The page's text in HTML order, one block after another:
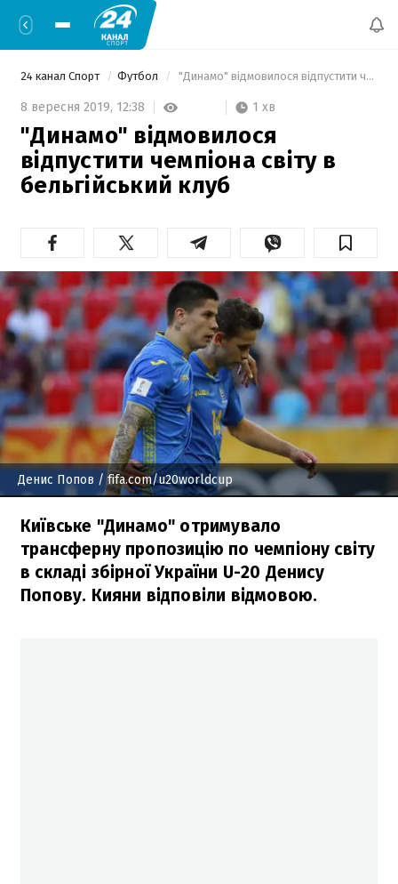
24 канал Спорт Футбол "Динамо" відмовилося відпустити чемпіона світу в бельгійський клуб
8 вересня 2019, 12:38 1 хв
"Динамо" відмовилося
відпустити чемпіона світу в
бельгійський клуб
Денис Попов / fifa.com/u20worldcup
Київське "Динамо" отримувало
трансферну пропозицію по чемпіону світу
в складі збірної України U-20 Денису
Попову. Кияни відповіли відмовою.